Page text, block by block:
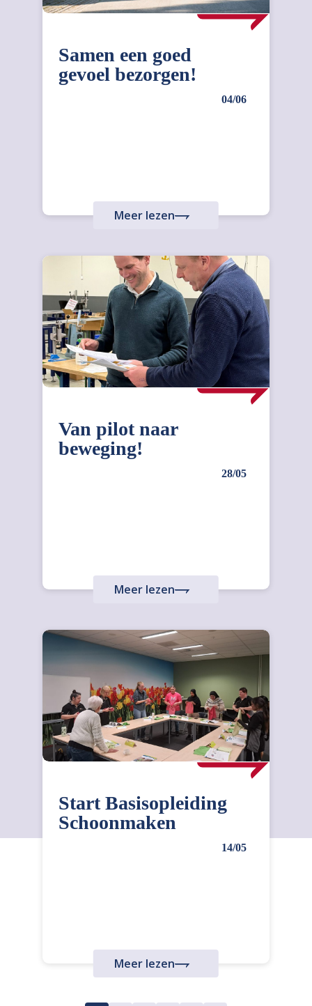
Samen een goed
gevoel bezorgen!
04/06
Meer lezen
Van pilot naar
beweging!
28/05
Meer lezen
Start Basisopleiding
Schoonmaken
14/05
Meer lezen